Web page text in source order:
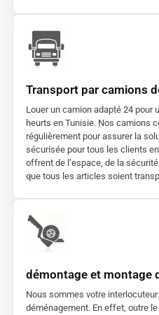
Transport par camions
Louer un camion adapté 24 pour
heurts en Tunisie. Nos camions
régulièrement pour assurer la
sécurisée pour tous les clients
offrent de l’espace, de la
que tous les articles soient
démontage et montage
Nous sommes votre
déménagement. En effet, outre